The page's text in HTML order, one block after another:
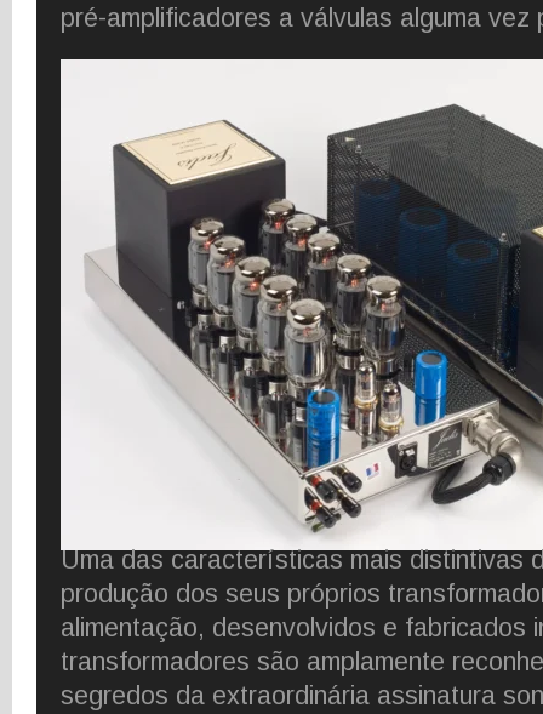
pré-amplificadores a válvulas alguma vez
Uma das características mais distintivas
produção dos seus próprios
alimentação, desenvolvidos e fabricados
transformadores são amplamente
segredos da extraordinária assinatura